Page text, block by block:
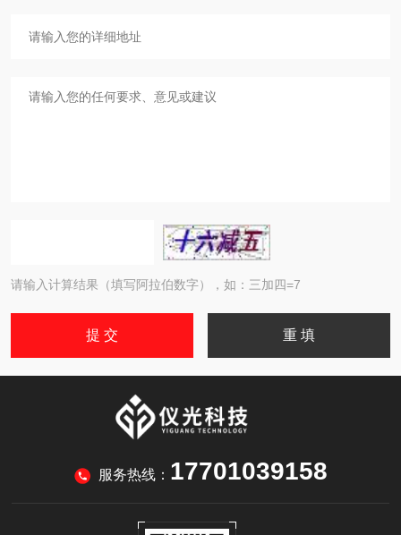
请输入计算结果（填写阿拉伯数字），如：三加四=7
服务热线： 17701039158